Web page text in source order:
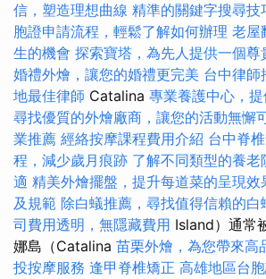
信，塑造理想曲線 精準的關鍵字搜尋技
胞證申請流程，輕鬆了解如何辦理 老屋
生的機會 探索寶塔，為先人提供一個尊
婚禮外燴，讓您的婚禮更完美 台中律師
地最佳律師 Catalina 專業養護中心，
尋找優質的外燴廠商，讓您的活動無懈
業推薦 經絡按摩課程費用介紹 台中脊
程，減少歲月痕跡 了解不同類型的養
適 精美外燴擺盤，提升每道菜的呈現效
及規範 除白蟻推薦，尋找值得信賴的白
司費用透明，無隱藏費用 Island）通常
娜島（Catalina 苗栗外燴，為您帶來高
投按摩服務 逢甲脊椎矯正 高雄地區台